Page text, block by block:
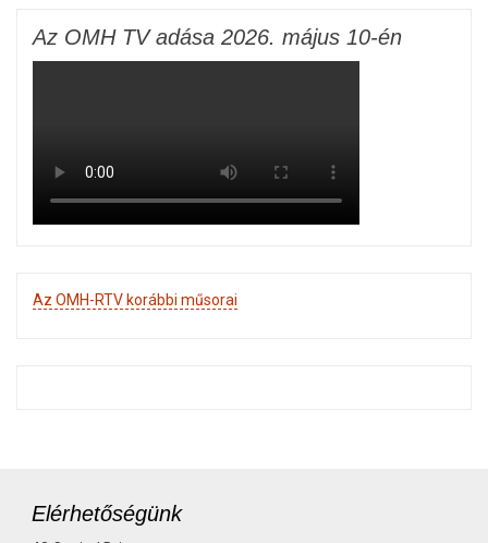
Az OMH TV adása 2026. május 10-én
Az OMH-RTV korábbi műsorai
Elérhetőségünk